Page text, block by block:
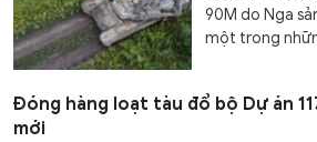
90M do Nga
một trong
Đóng hàng loạt tàu đổ bộ Dự án
mới